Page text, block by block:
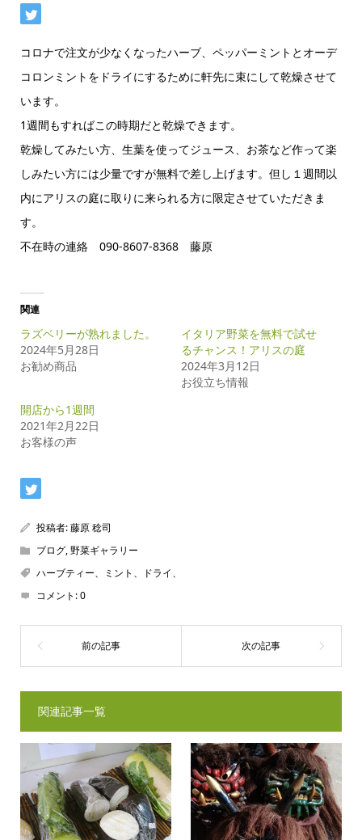
コロナで注文が少なくなったハーブ、ペッパーミントとオーデ
コロンミントをドライにするために軒先に束にして乾燥させて
います。
1週間もすればこの時期だと乾燥できます。
乾燥してみたい方、生葉を使ってジュース、お茶など作って楽
しみたい方には少量ですが無料で差し上げます。但し１週間以
内にアリスの庭に取りに来られる方に限定させていただきま
す。
不在時の連絡 090-8607-8368 藤原
関連
ラズベリーが熟れました。
2024年5月28日
お勧め商品
イタリア野菜を無料で試せ
るチャンス！アリスの庭
2024年3月12日
お役立ち情報
開店から1週間
2021年2月22日
お客様の声
投稿者:藤原 稔司
ブログ,野菜ギャラリー
ハーブティー、ミント、ドライ、
コメント:0
関連記事一覧